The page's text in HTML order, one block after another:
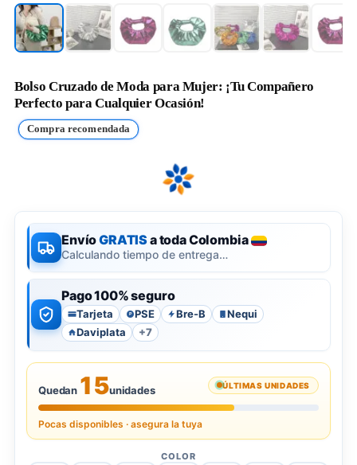
Bolso Cruzado de Moda para Mujer: ¡Tu Compañero
Perfecto para Cualquier Ocasión!
Compra recomendada
EnvíoGRATISa toda Colombia
Calculando tiempo de entrega…
Pago 100% seguro
Tarjeta P PSE Bre-B
Nequi
Daviplata
+7
Quedan 15unidades ÚLTIMAS UNIDADES
Pocas disponibles · asegura la tuya
COLOR